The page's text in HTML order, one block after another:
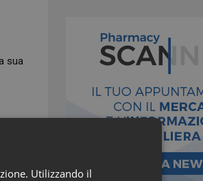
sua
Utilizzando il